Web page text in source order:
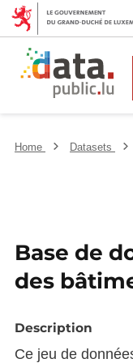
Home Datasets
Base de
des
Description
Ce jeu de